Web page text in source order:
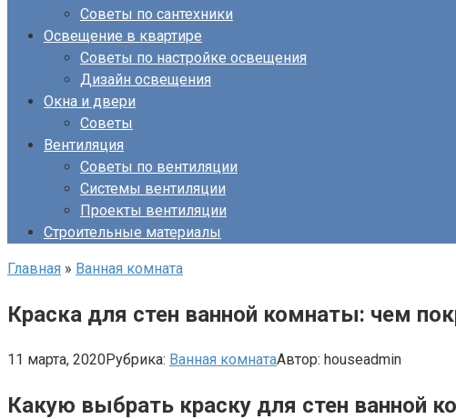
Советы по сантехники
Освещение в квартире
Советы по настройке освещения
Дизайн освещения
Окна и двери
Советы
Вентиляция
Советы по вентиляции
Системы вентиляции
Проекты вентиляции
Строительные материалы
Главная » Ванная комната
Краска для стен ванной комнаты: чем
11 марта, 2020Рубрика: Ванная комнатаАвтор: houseadmin
Какую выбрать краску для стен ванной